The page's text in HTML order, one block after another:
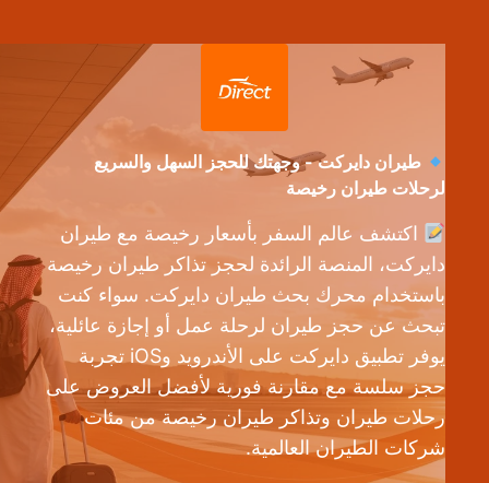
طيران دايركت - وجهتك للحجز السهل والسريع
لرحلات طيران رخيصة
اكتشف عالم السفر بأسعار رخيصة مع طيران
دايركت، المنصة الرائدة لحجز تذاكر طيران رخيصة
باستخدام محرك بحث طيران دايركت. سواء كنت
تبحث عن حجز طيران لرحلة عمل أو إجازة عائلية،
يوفر تطبيق دايركت على الأندرويد وiOS تجربة
حجز سلسة مع مقارنة فورية لأفضل العروض على
رحلات طيران وتذاكر طيران رخيصة من مئات
شركات الطيران العالمية.